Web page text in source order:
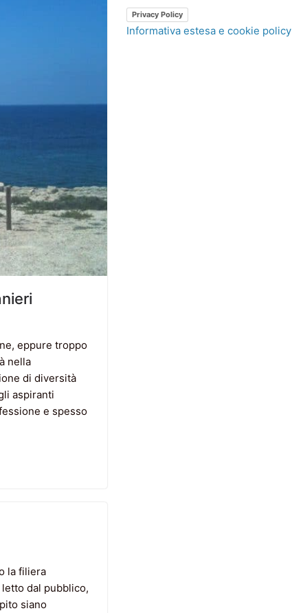
eppure troppo
nella
di diversità
aspiranti
e spesso
la filiera
dal pubblico,
siano
Privacy Policy
Informativa estesa e cookie policy